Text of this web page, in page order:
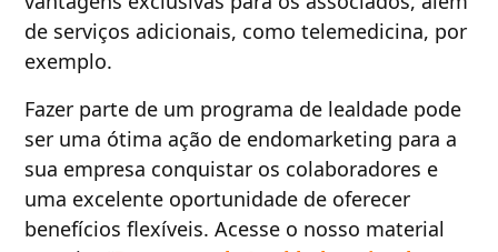
de serviços adicionais, como telemedicina, por
exemplo.
Fazer parte de um programa de lealdade pode
ser uma ótima ação de endomarketing para a
sua empresa conquistar os colaboradores e
uma excelente oportunidade de oferecer
benefícios flexíveis. Acesse o nosso material